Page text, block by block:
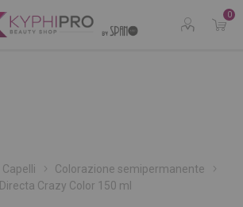
0
Capelli
Colorazione semipermanente
Directa Crazy Color 150 ml